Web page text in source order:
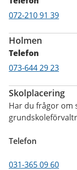
Mobil
072-210 91 39
Holmen
Telefon
Mobil
073-644 29 23
Skolplacering
Har du frågor om
Telefon
031-365 09 60